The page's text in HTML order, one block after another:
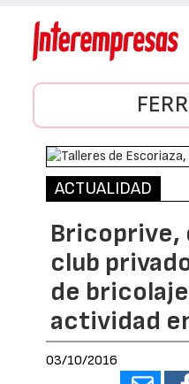
ACTUALIDAD
Bricoprive,
club
de
actividad
03/10/2016